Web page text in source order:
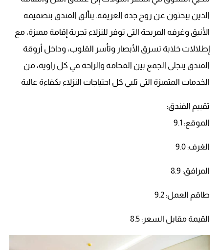
الذين يبحثون عن روح جدة العريقة. يتألق الفندق بتصميمه
الأنيق وغرفه المريحة التي توفر للنزلاء تجربة إقامة مميزة، مع
إطلالات خلابة تسرق الأبصار وتأسر القلوب، وداخل أروقة
الفندق يتجلى الجمع بين الفخامة والراحة في كل زاوية، من
الخدمات المتميزة التي تلبي كل احتياجات النزلاء بكفاءة عالية
تقييم الفندق:
الموقع: 9.1
الغرف: 9.0
المرافق: 8.9
طاقم العمل: 9.2
القيمة مقابل السعر: 8.5